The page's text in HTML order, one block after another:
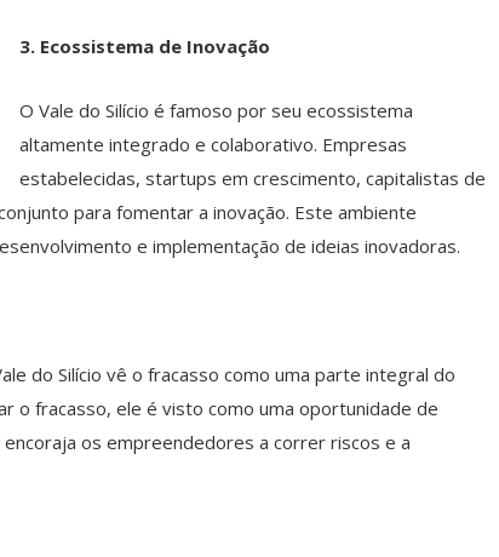
3. Ecossistema de Inovação
O Vale do Silício é famoso por seu ecossistema
altamente integrado e colaborativo. Empresas
estabelecidas, startups em crescimento, capitalistas de
para fomentar a inovação. Este ambiente
e implementação de ideias inovadoras.
do Silício vê o fracasso como uma parte integral do
o fracasso, ele é visto como uma oportunidade de
os empreendedores a correr riscos e a